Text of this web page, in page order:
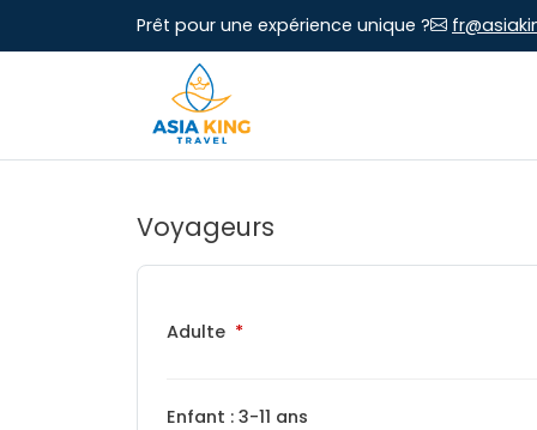
Prêt pour une expérience unique ?
Voyageurs
Adulte
Enfant : 3-11 ans